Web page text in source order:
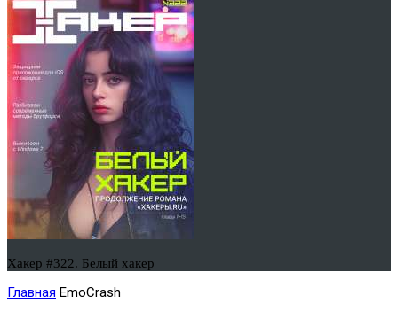
Хакер #322. Белый хакер
Главная EmoCrash